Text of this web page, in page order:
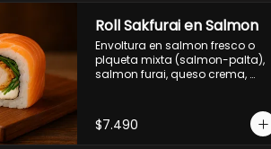
Roll Sakfurai en Salmon
Envoltura en salmon fresco o
plqueta mixta (salmon-palta),
salmon furai, queso crema,
$7.490